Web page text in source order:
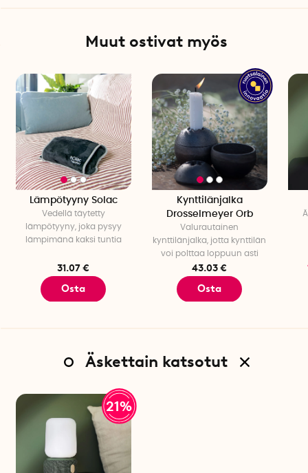
Muut ostivat myös
Lämpötyyny Solac
Vedellä täytetty
lämpötyyny, joka pysyy
lämpimänä kaksi tuntia
31.07 €
Osta
Kynttilänjalka
Drosselmeyer Orb
Valurautainen
kynttilänjalka, jotta kynttilän
voi polttaa loppuun asti
43.03 €
Osta
Äskettain katsotut
21%